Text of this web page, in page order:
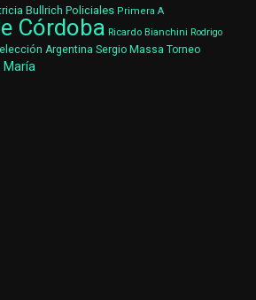
Bullrich Policiales Primera A
Córdoba Ricardo Bianchini Rodrigo
Argentina Sergio Massa Torneo
María